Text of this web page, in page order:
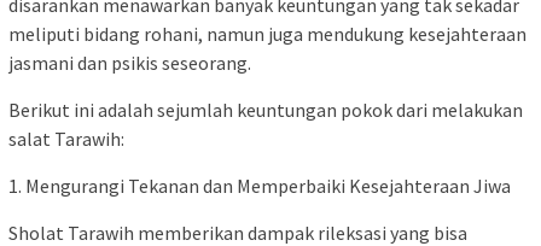
meliputi bidang rohani, namun juga mendukung kesejahteraan
jasmani dan psikis seseorang.
Berikut ini adalah sejumlah keuntungan pokok dari melakukan
salat Tarawih:
1. Mengurangi Tekanan dan Memperbaiki Kesejahteraan Jiwa
Sholat Tarawih memberikan dampak rileksasi yang bisa